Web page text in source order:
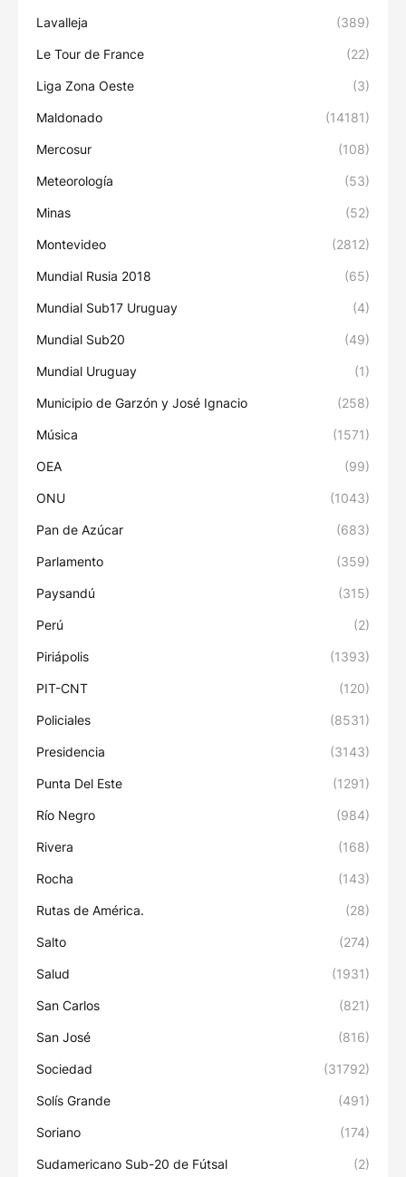
Lavalleja (389)
Le Tour de France (22)
Liga Zona Oeste (3)
Maldonado (14181)
Mercosur (108)
Meteorología (53)
Minas (52)
Montevideo (2812)
Mundial Rusia 2018 (65)
Mundial Sub17 Uruguay (4)
Mundial Sub20 (49)
Mundial Uruguay (1)
Municipio de Garzón y José Ignacio (258)
Música (1571)
OEA (99)
ONU (1043)
Pan de Azúcar (683)
Parlamento (359)
Paysandú (315)
Perú (2)
Piriápolis (1393)
PIT-CNT (120)
Policiales (8531)
Presidencia (3143)
Punta Del Este (1291)
Río Negro (984)
Rivera (168)
Rocha (143)
Rutas de América. (28)
Salto (274)
Salud (1931)
San Carlos (821)
San José (816)
Sociedad (31792)
Solís Grande (491)
Soriano (174)
Sudamericano Sub-20 de Fútsal (2)